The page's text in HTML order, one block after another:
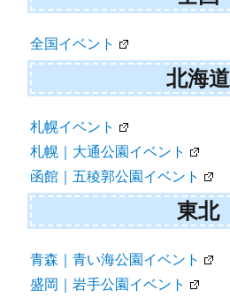
ゲ
ー
シ
ョ
ン
全国イベント
北海道
札幌イベント
札幌｜大通公園イベント
函館｜五稜郭公園イベント
東北
青森｜青い海公園イベント
盛岡｜岩手公園イベント